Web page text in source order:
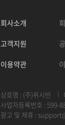
회사소개
고객지원
이용약관
상호명 : (주)위시빈
사업자등록번호 : 599-
광고 및 제휴 :